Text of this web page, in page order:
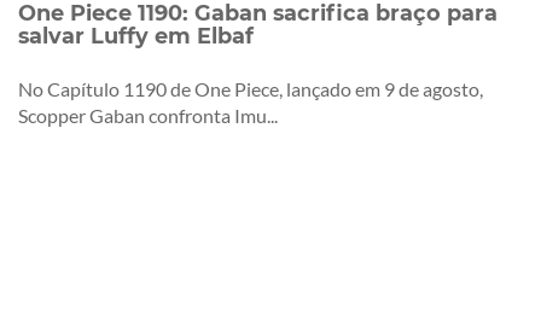
One Piece 1190: Gaban sacrifica braço para
salvar Luffy em Elbaf
No Capítulo 1190 de One Piece, lançado em 9 de agosto,
Scopper Gaban confronta Imu...